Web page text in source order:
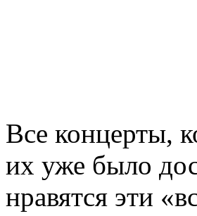
Все концерты,
их уже было
нравятся эти